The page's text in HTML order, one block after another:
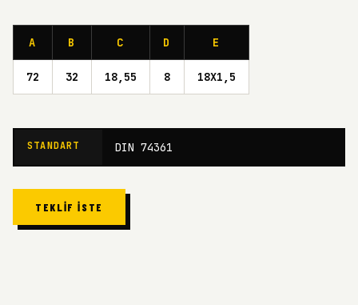
A B C D E
72 32 18,55 8 18X1,5
STANDART DIN 74361
TEKLIF İSTE